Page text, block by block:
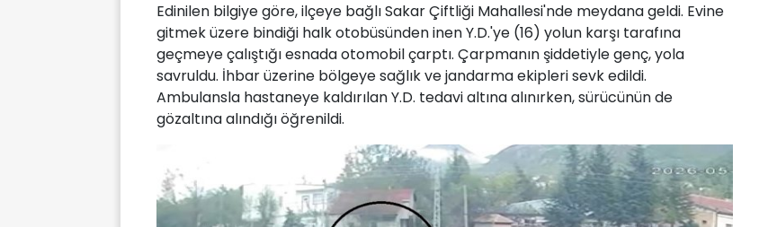
Edinilen bilgiye göre, ilçeye bağlı Sakar Çiftliği Mahallesi'nde meydana geldi. Evine
gitmek üzere bindiği halk otobüsünden inen Y.D.'ye (16) yolun karşı tarafına
geçmeye çalıştığı esnada otomobil çarptı. Çarpmanın şiddetiyle genç, yola
savruldu. İhbar üzerine bölgeye sağlık ve jandarma ekipleri sevk edildi.
Ambulansla hastaneye kaldırılan Y.D. tedavi altına alınırken, sürücünün de
gözaltına alındığı öğrenildi.